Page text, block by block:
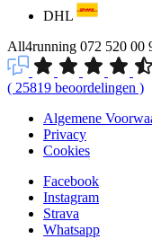
DHL
All4running 072 520 00
( 25819 beoordelingen )
Algemene
Privacy
Cookies
Facebook
Instagram
Strava
Whatsapp